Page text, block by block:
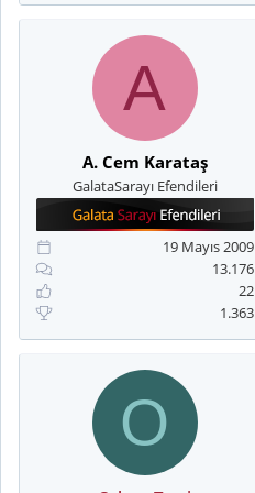
A
A. Cem Karataş
GalataSarayı Efendileri
19 Mayıs 2009
13.176
22
1.363
O